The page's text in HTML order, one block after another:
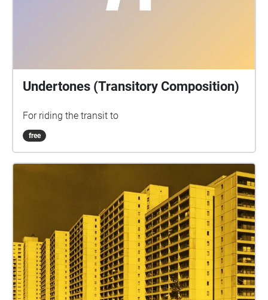
Undertones (Transitory Composition)
For riding the transit to
free